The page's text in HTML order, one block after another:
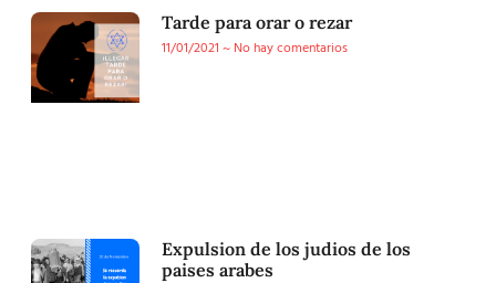
Tarde para orar o rezar
11/01/2021
No hay comentarios
Expulsion de los judios de los
paises arabes